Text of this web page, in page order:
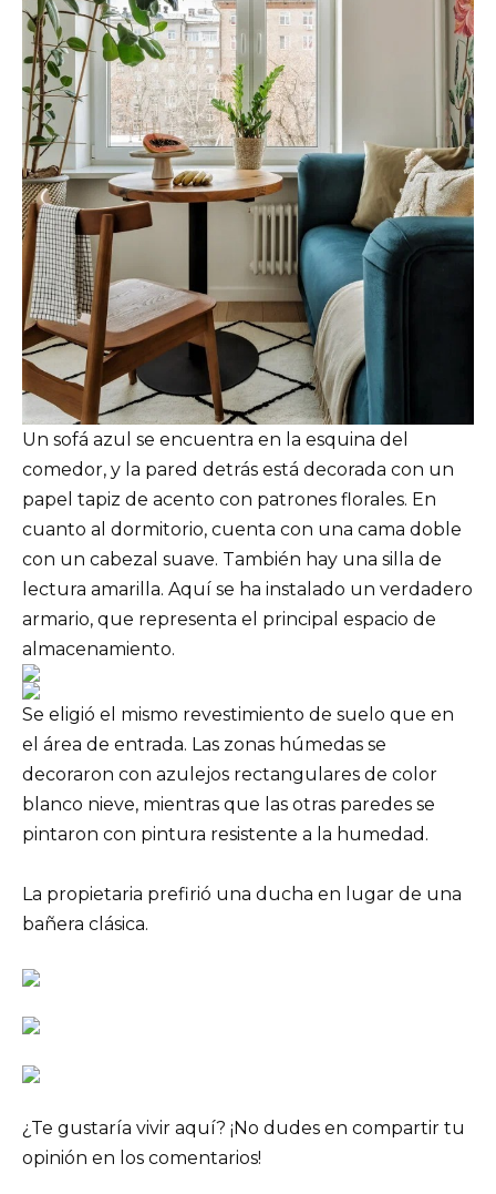
Un sofá azul se encuentra en la esquina del
comedor, y la pared detrás está decorada con un
papel tapiz de acento con patrones florales. En
cuanto al dormitorio, cuenta con una cama doble
con un cabezal suave. También hay una silla de
lectura amarilla. Aquí se ha instalado un verdadero
armario, que representa el principal espacio de
almacenamiento.
Se eligió el mismo revestimiento de suelo que en
el área de entrada. Las zonas húmedas se
decoraron con azulejos rectangulares de color
blanco nieve, mientras que las otras paredes se
pintaron con pintura resistente a la humedad.
La propietaria prefirió una ducha en lugar de una
bañera clásica.
¿Te gustaría vivir aquí? ¡No dudes en compartir tu
opinión en los comentarios!